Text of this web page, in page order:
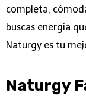
completa,
buscas energía
Naturgy es tu
Naturgy